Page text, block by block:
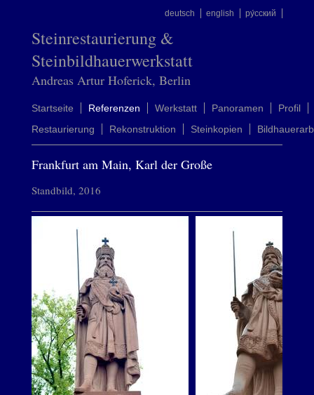
deutsch english ру́сский
Steinrestaurierung &
Steinbildhauerwerkstatt
Andreas Artur Hoferick, Berlin
Startseite Referenzen Werkstatt Panoramen
Profil
Restaurierung
Rekonstruktion Steinkopien
Frankfurt am Main, Karl der Große
Standbild, 2016